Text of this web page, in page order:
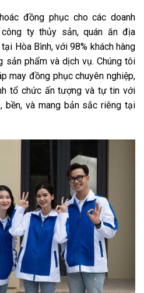
đồng phục cho các doanh
ty thủy sản, quán ăn địa
Hòa Bình, với 98% khách hàng
sản phẩm và dịch vụ. Chúng tôi
may đồng phục chuyên nghiệp,
tổ chức ấn tượng và tự tin với
bền, và mang bản sắc riêng tại